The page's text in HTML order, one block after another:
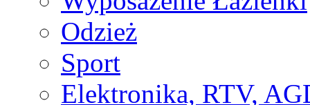
Odzież
Sport
Elektronika, RTV,